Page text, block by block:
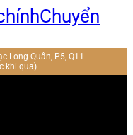
Chuyển
Long Quân, P5, Q11
khi qua)